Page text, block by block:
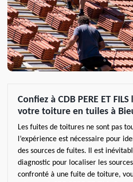
Confiez à CDB PERE ET
votre toiture en tuiles à
Les fuites de toitures ne sont pas
l’expérience est nécessaire pour
des sources de fuites. Il est
diagnostic pour localiser les
confronté à une fuite de toiture,